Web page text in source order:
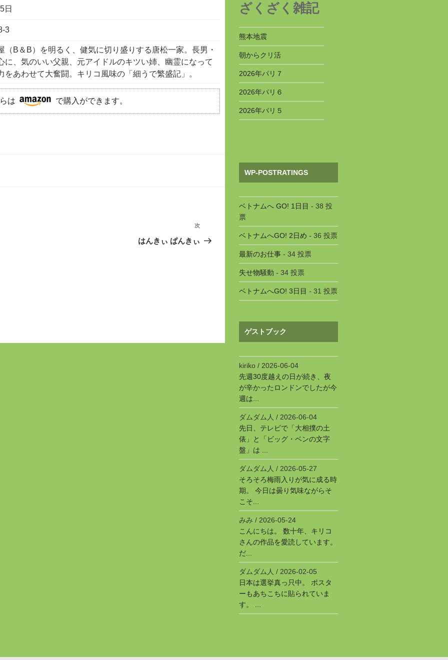
日
3
（B＆B）を明るく、健気に切り盛りする唐松一家。長男・
に、気のいい父親、元アイドルのキツい姉、幽霊になって
をあわせて大奮闘。キリコ風味の「細うで繁盛記」。
は で購入ができます。
次
の
次
はんきぃ ぱんきぃ
ざくざく雑記
熊本地震
朝からクリ活
2026年パリ７
2026年パリ６
2026年パリ５
WP-POSTRATINGS
ベトナムへ GO! 1日目 - 38 投
票
ベトナムへGO! 2日め - 36 投票
最新のお仕事 - 34 投票
失せ物騒動 - 34 投票
ベトナムへGO! 3日目 - 31 投票
ゲストブック
kiriko / 2026-06-04
先週30度越えの日が続き、夜
が辛かったロンドンでしたが今
週は...
ダムダム人 / 2026-06-04
先日、テレビで「大相撲の土
俵」と「ビッグ・ベンの文字
盤」は ...
ダムダム人 / 2026-05-27
そろそろ梅雨入りが気に成る時
期。 今日は曇り気味ながらそ
こそ...
みみ / 2026-05-24
こんにちは。 数十年、キリコ
さんの作品を愛読しています。
だ...
ダムダム人 / 2026-02-05
日本は選挙真っ只中。 ポスタ
ーもあちこちに貼られていま
す。 ...